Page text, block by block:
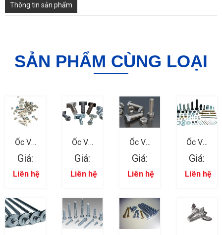
Thông tin sản phẩm
SẢN PHẨM CÙNG LOẠI
Ốc Vít
Nhựa 12
Giá:
Liên hệ
Ốc Vít
Nhựa 11
Giá:
Liên hệ
Ốc Vít
Nhựa 08
Giá:
Liên hệ
Ốc Vít
Nhựa 10
Giá:
Liên hệ